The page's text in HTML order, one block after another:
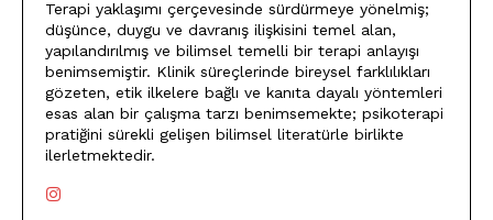
Terapi yaklaşımı çerçevesinde sürdürmeye yönelmiş;
düşünce, duygu ve davranış ilişkisini temel alan,
yapılandırılmış ve bilimsel temelli bir terapi anlayışı
benimsemiştir. Klinik süreçlerinde bireysel farklılıkları
gözeten, etik ilkelere bağlı ve kanıta dayalı yöntemleri
esas alan bir çalışma tarzı benimsemekte; psikoterapi
pratiğini sürekli gelişen bilimsel literatürle birlikte
ilerletmektedir.